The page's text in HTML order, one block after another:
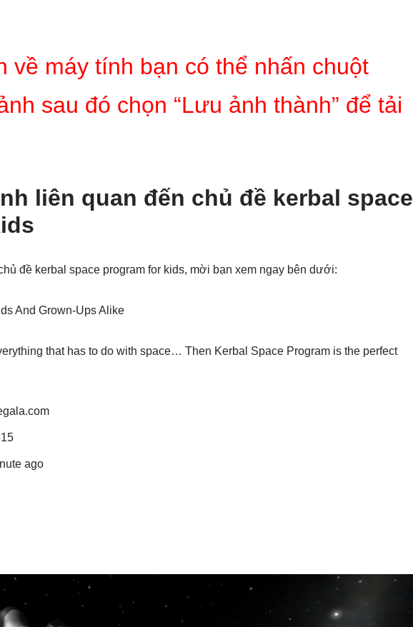
về máy tính bạn có thể nhấn chuột
sau đó chọn “Lưu ảnh thành” để tải
liên quan đến chủ đề kerbal space
đề kerbal space program for kids, mời bạn xem ngay bên dưới:
And Grown-Ups Alike
that has to do with space… Then Kerbal Space Program is the perfect
ago